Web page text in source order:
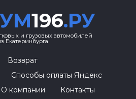
196.РУ
и грузовых автомобилей
Екатеринбурга
Возврат
Способы оплаты Яндекс
О компании Контакты